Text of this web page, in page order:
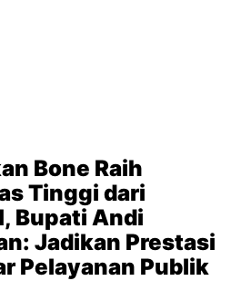
Bone Raih
Tinggi dari
Bupati Andi
Jadikan Prestasi
Pelayanan Publik